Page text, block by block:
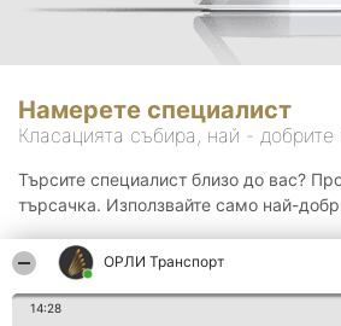
ОРЛИ Транспорт
14:28
Намерете специалист
Класацията събира, най -
Търсите специалист близо до вас?
търсачка. Използвайте само най-